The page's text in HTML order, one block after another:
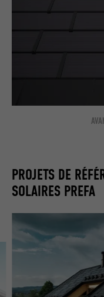
PROJETS DE
SOLAIRES PREFA